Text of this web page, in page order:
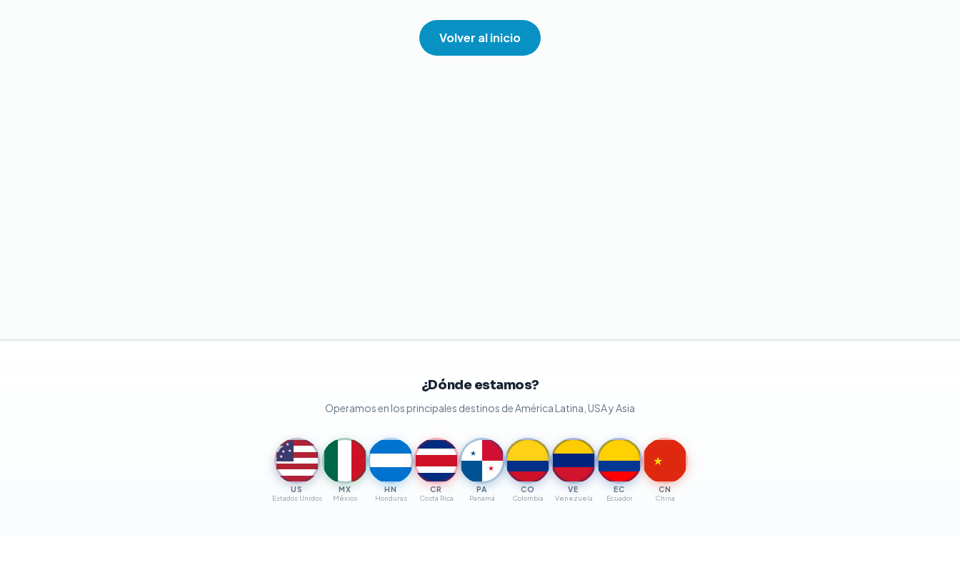
Volver al inicio
¿Dónde estamos?
Operamos en los principales destinos de América Latina, USA y Asia
★ ★
★
★
★
US
Estados Unidos
MX
México
HN
Honduras
CR
Costa Rica
★
★
PA
Panamá
CO
Colombia
VE
Venezuela
EC
Ecuador
★
CN
China